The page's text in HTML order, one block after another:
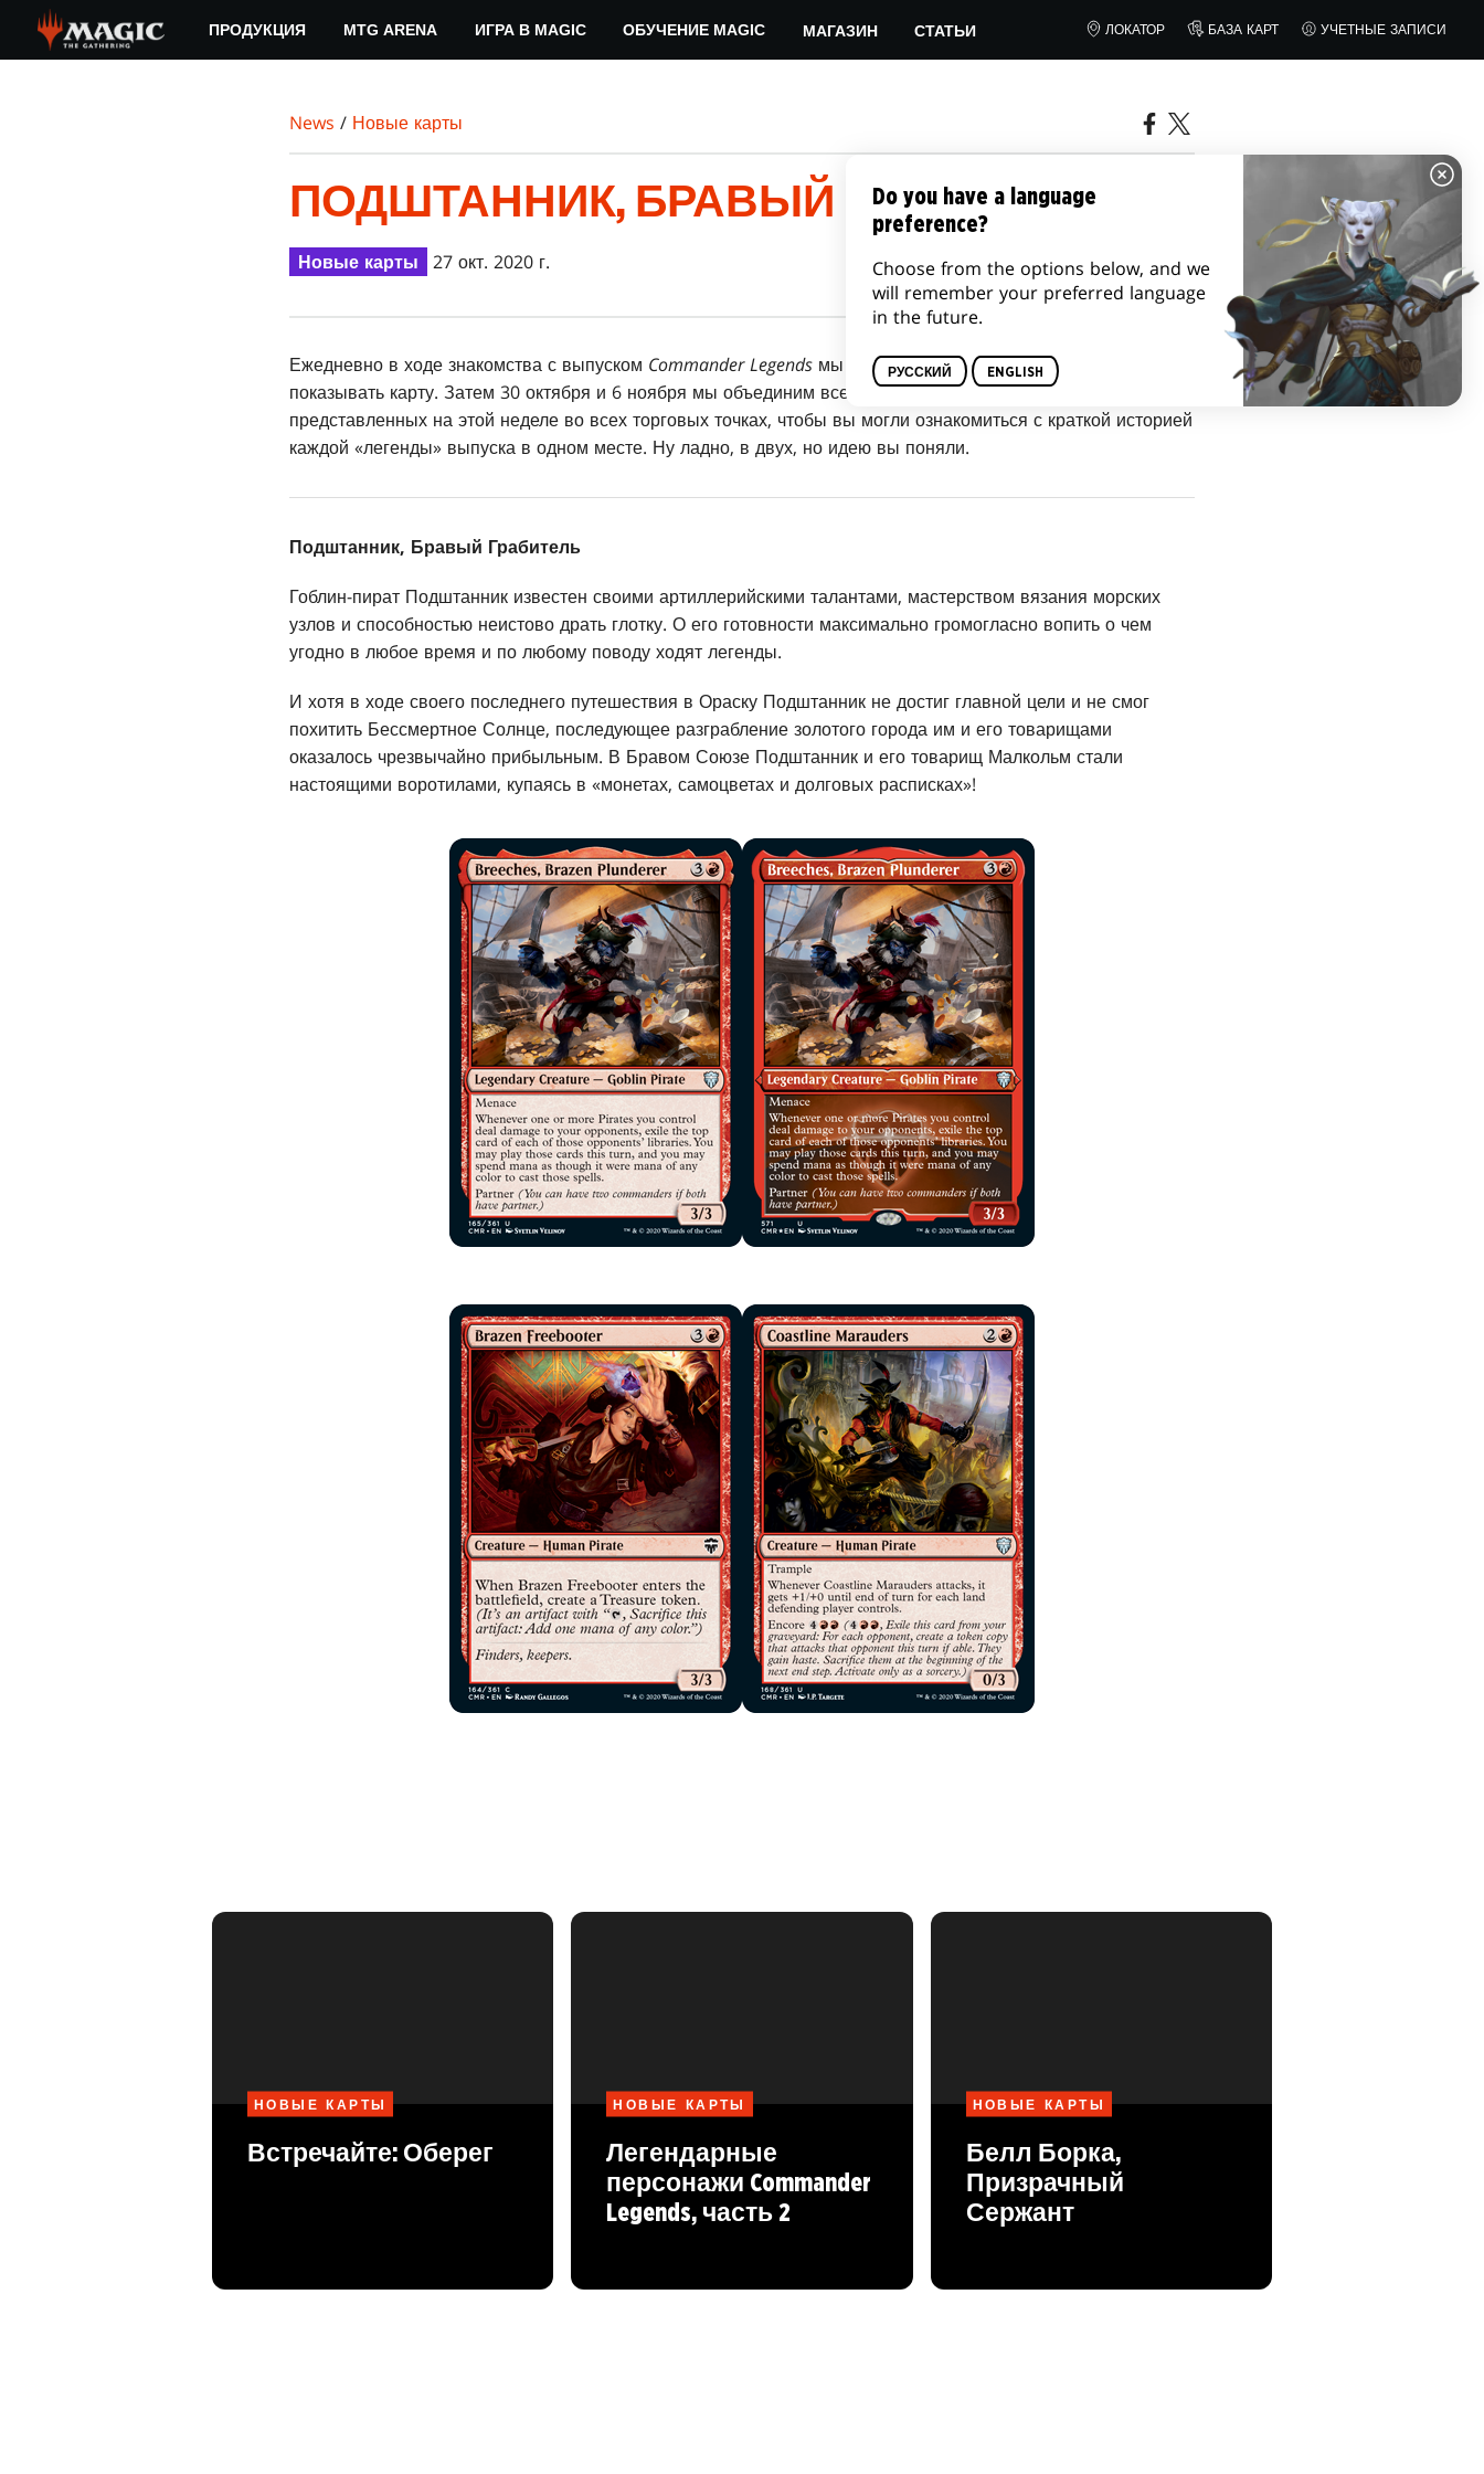
main
ПРОДУКЦИЯ MTG ARENA ИГРА В MAGIC ОБУЧЕНИЕ MAGIC МАГАЗИН СТАТЬИ ЛОКАТОР БАЗА КАРТ УЧЕТНЫЕ ЗАПИСИ
News / Новые карты
ПОДШТАННИК, БРАВЫЙ ГРАБИТЕЛЬ
Новые карты 27 окт. 2020 г.
Ежедневно в ходе знакомства с выпуском Commander Legends мы будем публиковать краткую биографию и
показывать карту. Затем 30 октября и 6 ноября мы объединим все биографии персонажей,
представленных на этой неделе во всех торговых точках, чтобы вы могли ознакомиться с краткой историей
каждой «легенды» выпуска в одном месте. Ну ладно, в двух, но идею вы поняли.
Подштанник, Бравый Грабитель
Гоблин-пират Подштанник известен своими артиллерийскими талантами, мастерством вязания морских
узлов и способностью неистово драть глотку. О его готовности максимально громогласно вопить о чем
угодно в любое время и по любому поводу ходят легенды.
И хотя в ходе своего последнего путешествия в Ораску Подштанник не достиг главной цели и не смог
похитить Бессмертное Солнце, последующее разграбление золотого города им и его товарищами
оказалось чрезвычайно прибыльным. В Бравом Союзе Подштанник и его товарищ Малкольм стали
настоящими воротилами, купаясь в «монетах, самоцветах и долговых расписках»!
НОВЫЕ КАРТЫ
Встречайте: Оберег
НОВЫЕ КАРТЫ
Легендарные
персонажи Commander
Legends, часть 2
НОВЫЕ КАРТЫ
Белл Борка,
Призрачный
Сержант
Do you have a language
preference?
Choose from the options below, and we
will remember your preferred language
in the future.
РУССКИЙ ENGLISH